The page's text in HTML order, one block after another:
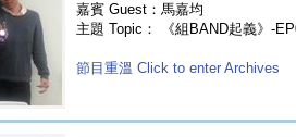
嘉賓 Guest：馬嘉均
主題 Topic： 《組BAND起義》-
節目重溫 Click to enter Archives